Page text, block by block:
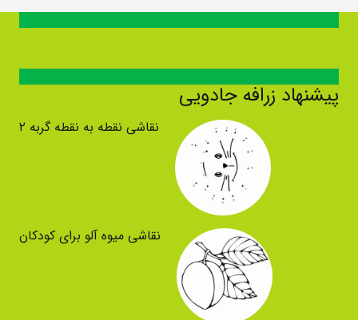
پیشنهاد زرافه جادویی
نقاشی نقطه به نقطه گربه ۲
نقاشی میوه آلو برای کودکان